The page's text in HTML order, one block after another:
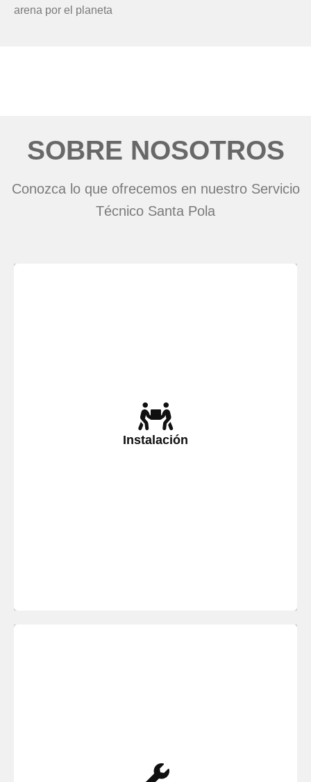
arena por el planeta
SOBRE NOSOTROS
Conozca lo que ofrecemos en nuestro Servicio
Técnico Santa Pola
Instalación
Lavadoras, Secadoras, Lavavajillas,
Frigoríficos, Congeladores, Hornos,
Vitrocerámicas y Campanas Extractoras
Repare sus instalaciones con nuestro